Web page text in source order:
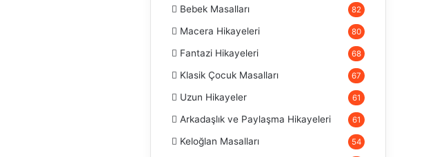
Bebek Masalları 82
Macera Hikayeleri 80
Fantazi Hikayeleri 68
Klasik Çocuk Masalları 67
Uzun Hikayeler 61
Arkadaşlık ve Paylaşma Hikayeleri 61
Keloğlan Masalları 54